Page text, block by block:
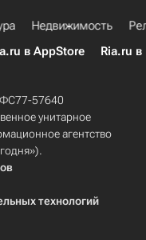
Недвижимость
в AppStore Ria.ru в
ФС77-57640
унитарное
агентство
технологий